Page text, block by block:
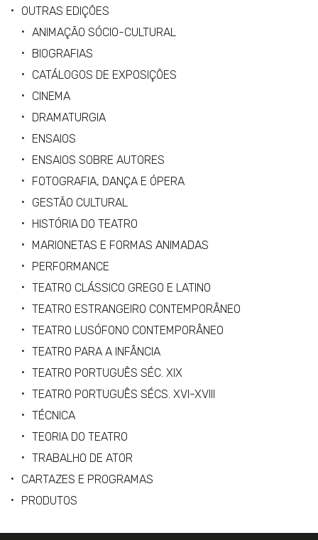
OUTRAS EDIÇÕES
ANIMAÇÃO SÓCIO-CULTURAL
BIOGRAFIAS
CATÁLOGOS DE EXPOSIÇÕES
CINEMA
DRAMATURGIA
ENSAIOS
ENSAIOS SOBRE AUTORES
FOTOGRAFIA, DANÇA E ÓPERA
GESTÃO CULTURAL
HISTÓRIA DO TEATRO
MARIONETAS E FORMAS ANIMADAS
PERFORMANCE
TEATRO CLÁSSICO GREGO E LATINO
TEATRO ESTRANGEIRO CONTEMPORÂNEO
TEATRO LUSÓFONO CONTEMPORÂNEO
TEATRO PARA A INFÂNCIA
TEATRO PORTUGUÊS SÉC. XIX
TEATRO PORTUGUÊS SÉCS. XVI-XVIII
TÉCNICA
TEORIA DO TEATRO
TRABALHO DE ATOR
CARTAZES E PROGRAMAS
PRODUTOS